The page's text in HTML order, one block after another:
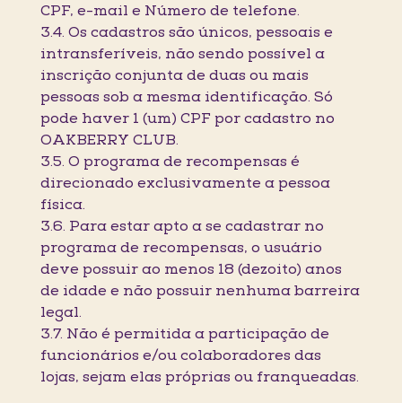
CPF, e-mail e Número de telefone.
3.4. Os cadastros são únicos, pessoais e
intransferíveis, não sendo possível a
inscrição conjunta de duas ou mais
pessoas sob a mesma identificação. Só
pode haver 1 (um) CPF por cadastro no
OAKBERRY CLUB.
3.5. O programa de recompensas é
direcionado exclusivamente a pessoa
física.
3.6. Para estar apto a se cadastrar no
programa de recompensas, o usuário
deve possuir ao menos 18 (dezoito) anos
de idade e não possuir nenhuma barreira
legal.
3.7. Não é permitida a participação de
funcionários e/ou colaboradores das
lojas, sejam elas próprias ou franqueadas.